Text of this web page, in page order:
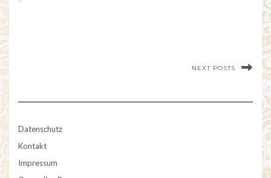
NEXT POSTS
Datenschutz
Kontakt
Impressum